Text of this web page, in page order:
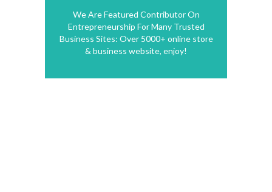
We Are Featured Contributor On
Entrepreneurship For Many Trusted
Business Sites: Over 5000+ online store
& business website, enjoy!